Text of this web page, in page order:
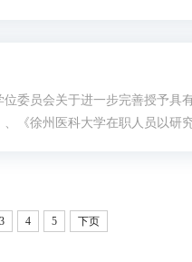
委员会关于进一步完善授予具
《徐州医科大学在职人员以研
3 4 5 下页